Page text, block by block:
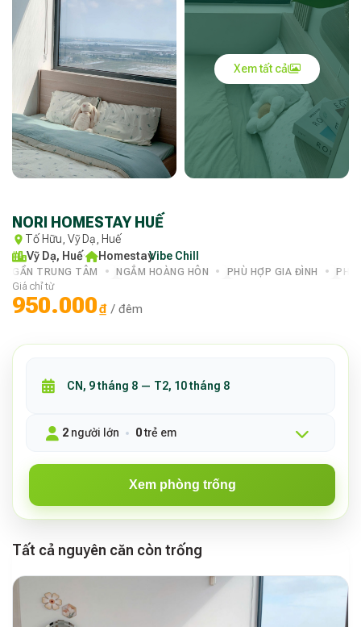
Xem tất cả
NORI HOMESTAY HUẾ
Tố Hữu, Vỹ Dạ, Huế
Vỹ Dạ, Huế· Homestay·
Vibe Chill
GẦN TRUNG TÂM NGẮM HOÀNG HÔN PHÙ HỢP GIA ĐÌNH
PHÙ
Giá chỉ từ
950.000₫ / đêm
2 người lớn 0trẻ em
Xem phòng trống
Tất cả nguyên căn còn trống